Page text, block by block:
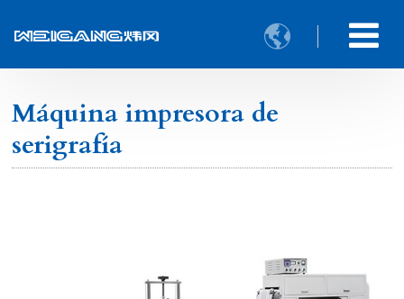

Máquina impresora de
serigrafía